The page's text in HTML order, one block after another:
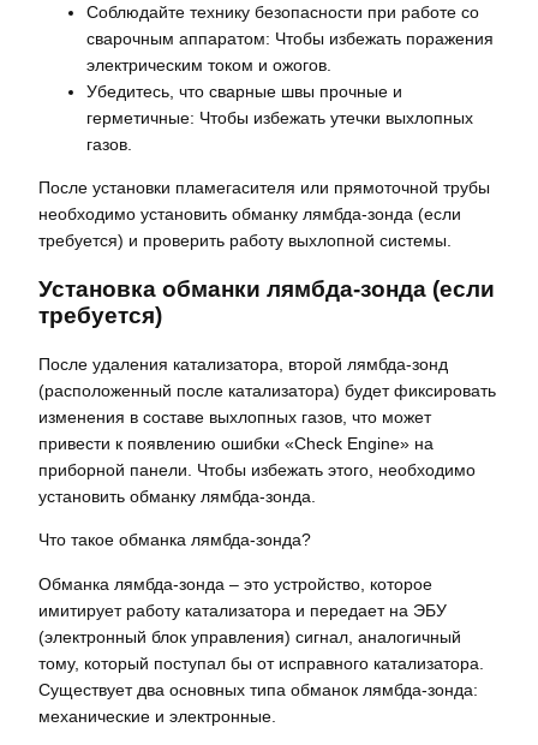
Соблюдайте технику безопасности при работе со
сварочным аппаратом: Чтобы избежать поражения
электрическим током и ожогов.
Убедитесь, что сварные швы прочные и
герметичные: Чтобы избежать утечки выхлопных
газов.
После установки пламегасителя или прямоточной трубы
необходимо установить обманку лямбда-зонда (если
требуется) и проверить работу выхлопной системы.
Установка обманки лямбда-зонда (если
требуется)
После удаления катализатора, второй лямбда-зонд
(расположенный после катализатора) будет фиксировать
изменения в составе выхлопных газов, что может
привести к появлению ошибки «Check Engine» на
приборной панели. Чтобы избежать этого, необходимо
установить обманку лямбда-зонда.
Что такое обманка лямбда-зонда?
Обманка лямбда-зонда – это устройство, которое
имитирует работу катализатора и передает на ЭБУ
(электронный блок управления) сигнал, аналогичный
тому, который поступал бы от исправного катализатора.
Существует два основных типа обманок лямбда-зонда:
механические и электронные.